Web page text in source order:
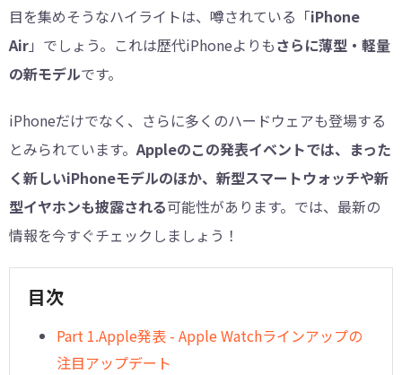
目を集めそうなハイライトは、噂されている「iPhone
Air」でしょう。これは歴代iPhoneよりもさらに薄型・軽量
の新モデルです。
iPhoneだけでなく、さらに多くのハードウェアも登場する
とみられています。Appleのこの発表イベントでは、まった
く新しいiPhoneモデルのほか、新型スマートウォッチや新
型イヤホンも披露される可能性があります。では、最新の
情報を今すぐチェックしましょう！
目次
Part 1.Apple発表 - Apple Watchラインアップの
注目アップデート